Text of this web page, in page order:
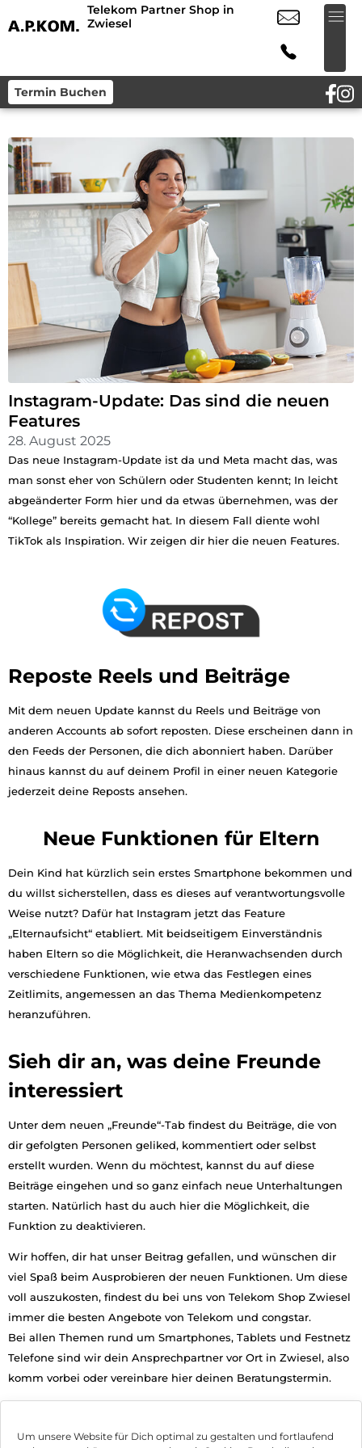
Um unsere Website für Dich optimal zu gestalten und fortlaufend
Telekom Partner Shop in
Zwiesel
Termin Buchen
Instagram-Update: Das sind die neuen
Features
28. August 2025
Das neue Instagram-Update ist da und Meta macht das, was
man sonst eher von Schülern oder Studenten kennt; In leicht
abgeänderter Form hier und da etwas übernehmen, was der
“Kollege” bereits gemacht hat. In diesem Fall diente wohl
TikTok als Inspiration. Wir zeigen dir hier die neuen Features.
Reposte Reels und Beiträge
Mit dem neuen Update kannst du Reels und Beiträge von
anderen Accounts ab sofort reposten. Diese erscheinen dann in
den Feeds der Personen, die dich abonniert haben. Darüber
hinaus kannst du auf deinem Profil in einer neuen Kategorie
jederzeit deine Reposts ansehen.
Neue Funktionen für Eltern
Dein Kind hat kürzlich sein erstes Smartphone bekommen und
du willst sicherstellen, dass es dieses auf verantwortungsvolle
Weise nutzt? Dafür hat Instagram jetzt das Feature
„Elternaufsicht“ etabliert. Mit beidseitigem Einverständnis
haben Eltern so die Möglichkeit, die Heranwachsenden durch
verschiedene Funktionen, wie etwa das Festlegen eines
Zeitlimits, angemessen an das Thema Medienkompetenz
heranzuführen.
Sieh dir an, was deine Freunde
interessiert
Unter dem neuen „Freunde“-Tab findest du Beiträge, die von
dir gefolgten Personen geliked, kommentiert oder selbst
erstellt wurden. Wenn du möchtest, kannst du auf diese
Beiträge eingehen und so ganz einfach neue Unterhaltungen
starten. Natürlich hast du auch hier die Möglichkeit, die
Funktion zu deaktivieren.
Wir hoffen, dir hat unser Beitrag gefallen, und wünschen dir
viel Spaß beim Ausprobieren der neuen Funktionen. Um diese
voll auszukosten, findest du bei uns von Telekom Shop Zwiesel
immer die besten Angebote von Telekom und congstar.
Bei allen Themen rund um Smartphones, Tablets und Festnetz
Telefone sind wir dein Ansprechpartner vor Ort in Zwiesel, also
komm vorbei oder vereinbare hier deinen Beratungstermin.